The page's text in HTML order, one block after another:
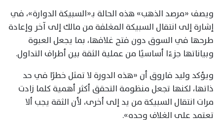
ويصف «مرصد الذهب» هذه الحالة بـ«السبيكة الدوارة»، في
إشارة إلى انتقال السبيكة المغلفة من مالك إلى آخر وإعادة
طرحها في السوق دون فتح غلافها، بما يجعل العبوة
وبياناتها جزءًا أساسيًا من عملية الثقة بين أطراف التداول.
ويؤكد وليد فاروق أن «هذه الدورة لا تمثل خطرًا في حد
ذاتها، لكنها تجعل منظومة التحقق أكثر أهمية كلما زادت
مرات انتقال السبيكة من يد إلى أخرى، لأن الثقة يجب ألا
تعتمد على الغلاف وحده».